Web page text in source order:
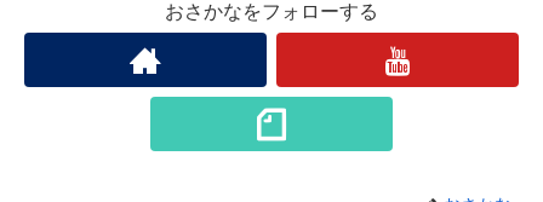
おさかなをフォローする